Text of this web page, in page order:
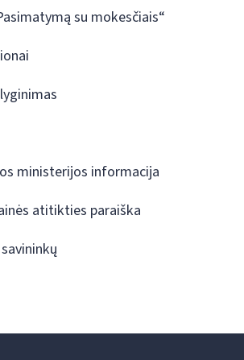
su mokesčiais“
ministerijos informacija
atitikties paraiška